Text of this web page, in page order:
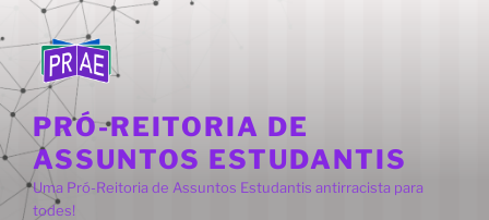
Pular
para
o
conteúdo
PRÓ-REITORIA DE
ASSUNTOS ESTUDANTIS
Uma Pró-Reitoria de Assuntos Estudantis antirracista para
todes!